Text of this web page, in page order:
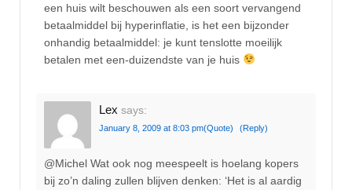
een huis wilt beschouwen als een soort vervangend
betaalmiddel bij hyperinflatie, is het een bijzonder
onhandig betaalmiddel: je kunt tenslotte moeilijk
betalen met een-duizendste van je huis
Lex says:
January 8, 2009 at 8:03 pm(Quote) (Reply)
@Michel Wat ook nog meespeelt is hoelang kopers
bij zo’n daling zullen blijven denken: ‘Het is al aardig